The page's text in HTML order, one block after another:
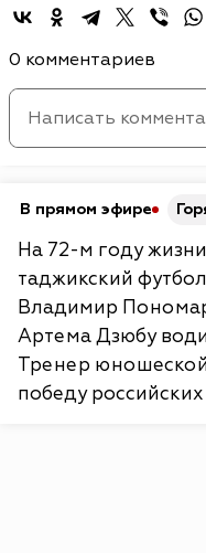
0 комментариев
В прямом эфире
На 72-м году
таджикский
Владимир
Артема Дзюбу
Тренер
победу